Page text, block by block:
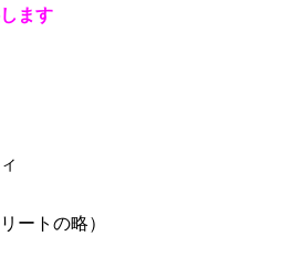
ます
ートの略）